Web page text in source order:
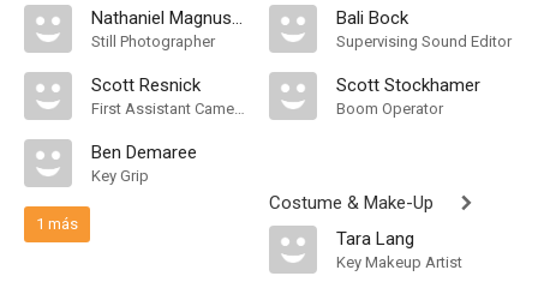
Nathaniel Magnuson
Still Photographer
Scott Resnick
First Assistant Camera
Ben Demaree
Key Grip
1 más
Bali Bock
Supervising Sound Editor
Scott Stockhamer
Boom Operator
Costume & Make-Up
Tara Lang
Key Makeup Artist